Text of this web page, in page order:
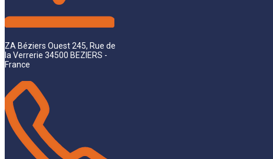
ZA Béziers Ouest 245, Rue de
la Verrerie 34500 BEZIERS -
France